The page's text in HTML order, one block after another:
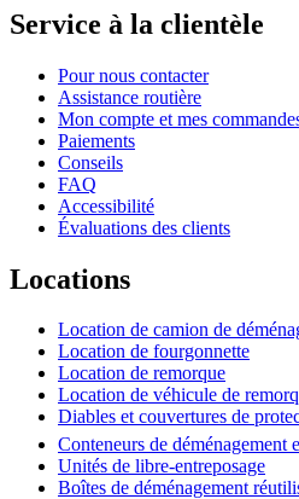
Service à la clientèle
Pour nous contacter
Assistance routière
Mon compte et mes
Paiements
Conseils
FAQ
Accessibilité
Évaluations des clients
Locations
Location de camion de
Location de fourgonnette
Location de remorque
Location de véhicule de
Diables et couvertures de
Conteneurs de déménagement
Unités de libre-entreposage
Boîtes de déménagement